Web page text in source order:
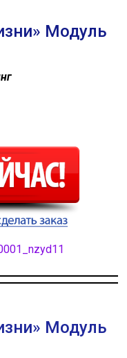
Модуль
Модуль